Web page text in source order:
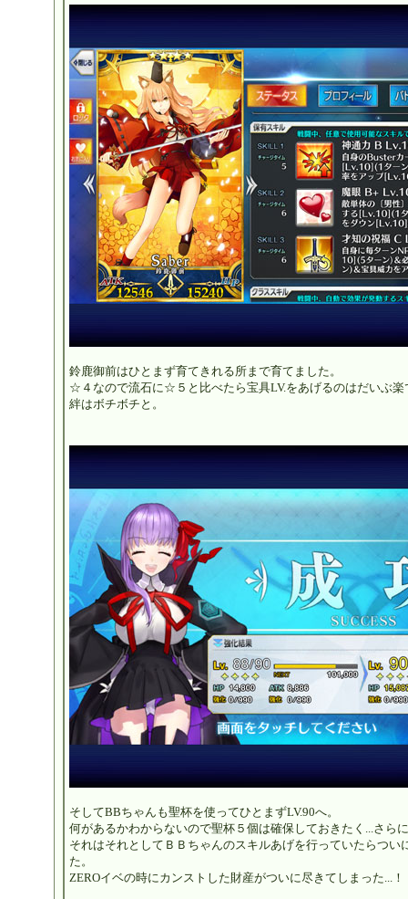
鈴鹿御前はひとまず育てきれる所まで育てました。
☆４なので流石に☆５と比べたら宝具LV.をあげるのはだいぶ楽
絆はボチボチと。
そしてBBちゃんも聖杯を使ってひとまずLV.90へ。
何があるかわからないので聖杯５個は確保しておきたく...さら
それはそれとしてＢＢちゃんのスキルあげを行っていたらつい
た。
ZEROイベの時にカンストした財産がついに尽きてしまった...！